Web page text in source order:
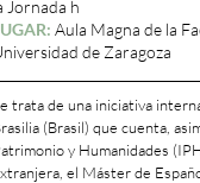
Jornada h
Aula Magna de la
de Zaragoza
trata de una iniciativa
(Brasil) que cuenta,
y Humanidades
el Máster de